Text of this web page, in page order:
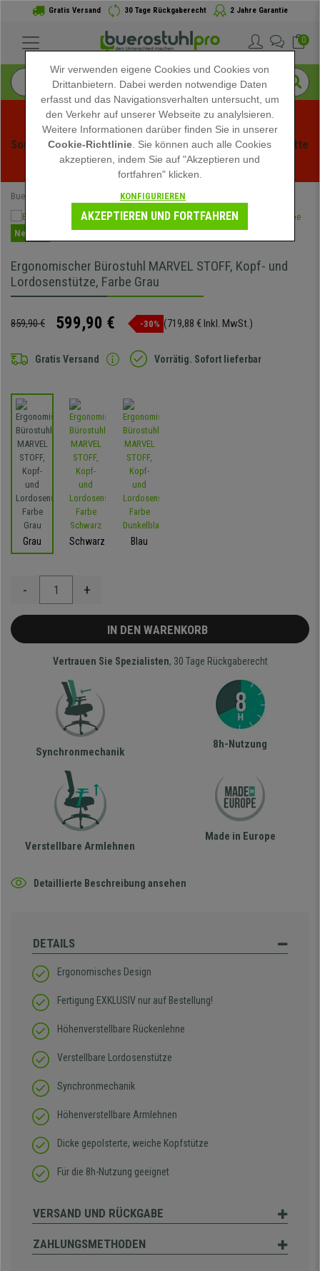
Gratis Versand 30 Tage Rückgaberecht 2 Jahre Garantie
0
Sommerschlussverauf bei buerstuhlpro! Exklusive Rabatte
für kurze Zeit - Aktion ansehen -
Buerostuhlpro
Neuheit
Ergonomischer Bürostuhl MARVEL STOFF, Kopf- und
Lordosenstütze, Farbe Grau
859,90 € 599,90 € -30% (719,88 € Inkl. MwSt.)
Gratis Versand Vorrätig. Sofort lieferbar
Grau Schwarz Blau
- +
IN DEN WARENKORB
Vertrauen Sie Spezialisten, 30 Tage Rückgaberecht
Synchronmechanik
8h-Nutzung
Verstellbare Armlehnen
Made in Europe
Detaillierte Beschreibung ansehen
DETAILS
Ergonomisches Design
Fertigung EXKLUSIV nur auf Bestellung!
Höhenverstellbare Rückenlehne
Verstellbare Lordosenstütze
Synchronmechanik
Höhenverstellbare Armlehnen
Dicke gepolsterte, weiche Kopfstütze
Für die 8h-Nutzung geeignet
VERSAND UND RÜCKGABE
ZAHLUNGSMETHODEN
Wir verwenden eigene Cookies und Cookies von
Drittanbietern. Dabei werden notwendige Daten
erfasst und das Navigationsverhalten untersucht, um
den Verkehr auf unserer Webseite zu analylsieren.
Weitere Informationen darüber finden Sie in unserer
Cookie-Richtlinie . Sie können auch alle Cookies
akzeptieren, indem Sie auf "Akzeptieren und
fortfahren" klicken.
KONFIGURIEREN
AKZEPTIEREN UND FORTFAHREN